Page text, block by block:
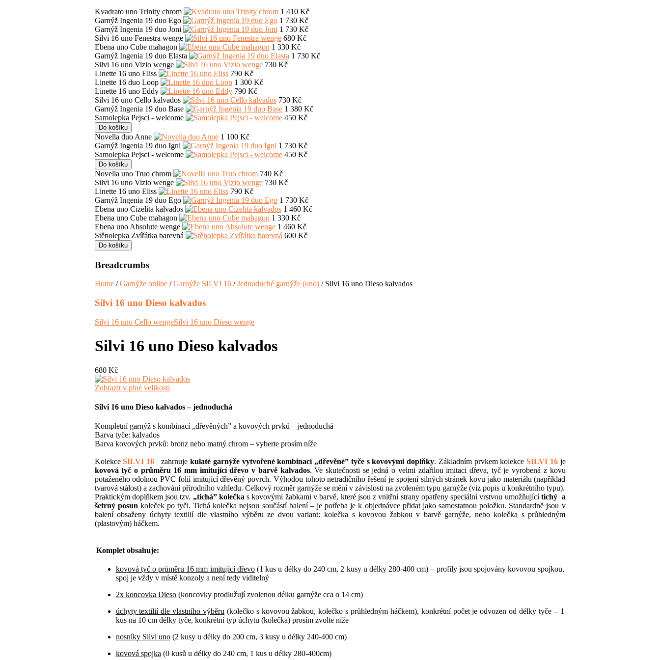
Kvadrato uno Trinity chrom
1 410 Kč
Garnýž Ingenia 19 duo Ego
1 730 Kč
Garnýž Ingenia 19 duo Joni
1 730 Kč
Silvi 16 uno Fenestra wenge
680 Kč
Ebena uno Cube mahagon
1 330 Kč
Garnýž Ingenia 19 duo Elasta
1 730 Kč
Silvi 16 uno Vizio wenge
730 Kč
Linette 16 uno Eliss
790 Kč
Linette 16 duo Loop
1 300 Kč
Linette 16 uno Eddy
790 Kč
Silvi 16 uno Cello kalvados
730 Kč
Garnýž Ingenia 19 duo Base
1 380 Kč
Samolepka Pejsci - welcome
450 Kč
Novella duo Anne
1 100 Kč
Garnýž Ingenia 19 duo Igni
1 730 Kč
Samolepka Pejsci - welcome
450 Kč
Novella uno Truo chrom
740 Kč
Silvi 16 uno Vizio wenge
730 Kč
Linette 16 uno Eliss
790 Kč
Garnýž Ingenia 19 duo Ego
1 730 Kč
Ebena uno Cizelita kalvados
1 460 Kč
Ebena uno Cube mahagon
1 330 Kč
Ebena uno Absolute wenge
1 460 Kč
Stěnolepka Zvířátka barevná
600 Kč
Breadcrumbs
Home/Garnýže online/Garnýže SILVI 16/Jednoduché garnýže (uno)/ Silvi 16 uno Dieso kalvados
Silvi 16 uno Dieso kalvados
Silvi 16 uno Cello wengeSilvi 16 uno Dieso wenge
Silvi 16 uno Dieso kalvados
680 Kč
Zobrazit v plné velikosti
Silvi 16 uno Dieso kalvados – jednoduchá
Kompletní garnýž s kombinací „dřevěných” a kovových prvků – jednoduchá
Barva tyče: kalvados
Barva kovových prvků: bronz nebo matný chrom – vyberte prosím níže
KolekceSILVI 16 zahrnuje kulaté garnýže vytvořené kombinací „dřevěné” tyče s kovovými doplňky. Základním prvkem kolekce SILVI 16je
kovová tyč o průměru 16 mm imitující dřevo v barvě kalvados. Ve skutečnosti se jedná o velmi zdařilou imitaci dřeva, tyč je vyrobená z kovu
potaženého odolnou PVC folií imitující dřevěný povrch. Výhodou tohoto netradičního řešení je spojení silných stránek kovu jako materiálu (například
tvarová stálost) a zachování přírodního vzhledu. Celkový rozměr garnýže se mění v závislosti na zvoleném typu garnýže (viz popis u konkrétního typu).
Praktickým doplňkem jsou tzv. „tichá” kolečka s kovovými žabkami v barvě, které jsou z vnitřní strany opatřeny speciální vrstvou umožňujícítichý a
šetrný posun koleček po tyči.Tichá kolečka nejsou součástí balení – je potřeba je k objednávce přidat jako samostatnou položku. Standardně jsou v
balení obsaženy úchyty textilií dle vlastního výběru ze dvou variant: kolečka s kovovou žabkou v barvě garnýže, nebo kolečka s průhledným
(plastovým) háčkem.
Komplet obsahuje:
kovová tyč o průměru 16 mm imitující dřevo(1 kus u délky do 240 cm, 2 kusy u délky 280-400 cm) – profily jsou spojovány kovovou spojkou,
spoj je vždy v místě konzoly a není tedy viditelný
2x koncovka Dieso(koncovky prodlužují zvolenou délku garnýže cca o 14 cm)
úchyty textilií dle vlastního výběru (kolečko s kovovou žabkou, kolečko s průhledným háčkem), konkrétní počet je odvozen od délky tyče – 1
kus na 10 cm délky tyče, konkrétní typ úchytu (kolečka) prosím zvolte níže
nosníky Silvi uno(2 kusy u délky do 200 cm, 3 kusy u délky 240-400 cm)
kovová spojka (0 kusů u délky do 240 cm, 1 kus u délky 280-400cm)